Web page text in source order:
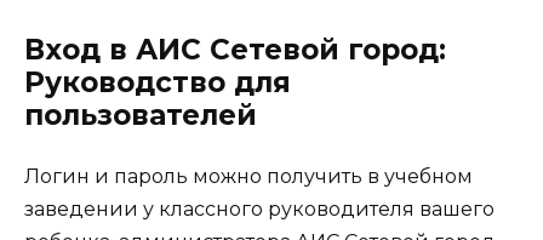
Вход в АИС Сетевой город:
Руководство для
пользователей
Логин и пароль можно получить в учебном
заведении у классного руководителя вашего